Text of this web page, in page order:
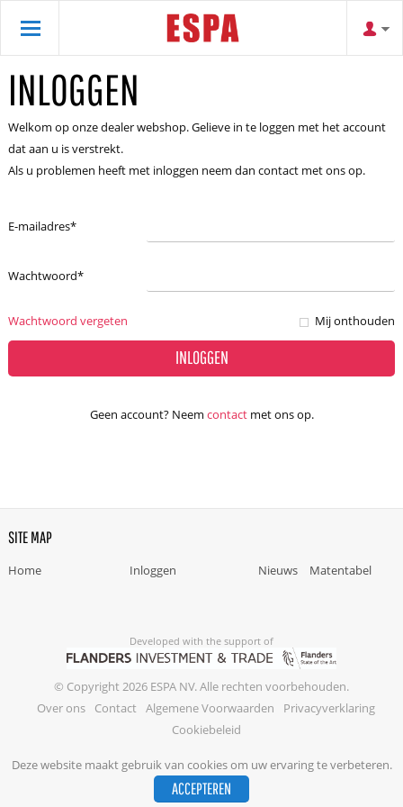
Deze website maakt gebruik van cookies om uw ervaring te verbeteren.
ACCEPTEREN
INLOGGEN
Welkom op onze dealer webshop. Gelieve in te loggen met het account
dat aan u is verstrekt.
Als u problemen heeft met inloggen neem dan contact met ons op.
E-mailadres*
Wachtwoord*
Wachtwoord vergeten Mij onthouden
INLOGGEN
Geen account? Neem contactmet ons op.
SITE MAP
Home Inloggen Nieuws Matentabel
Developed with the support of
© Copyright 2026 ESPA NV. Alle rechten voorbehouden.
Over ons
Contact Algemene Voorwaarden
Privacyverklaring
Cookiebeleid